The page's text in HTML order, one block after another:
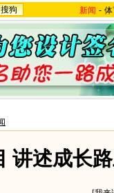
搜狗 新闻 -
讲述成长